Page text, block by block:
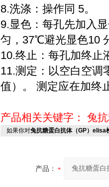
8.洗涤：操作同 5。
9.显色：每孔先加入
匀，37℃避光显色10
10.终止：每孔加终止
11.测定：以空白空调
值）。 测定应在加终
产品相关关键字： 兔
如果你对兔抗糖蛋白抗体（GP）elisa
产品：